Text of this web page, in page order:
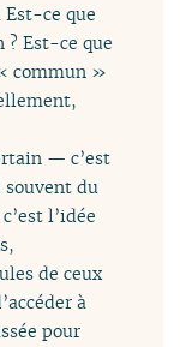
ce que
? Est-ce que
commun »
— c’est
souvent du
l’idée
de ceux
à
pour